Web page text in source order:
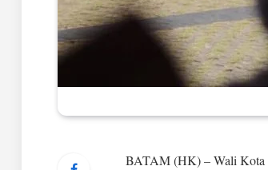
BATAM (HK) – Wali Kota